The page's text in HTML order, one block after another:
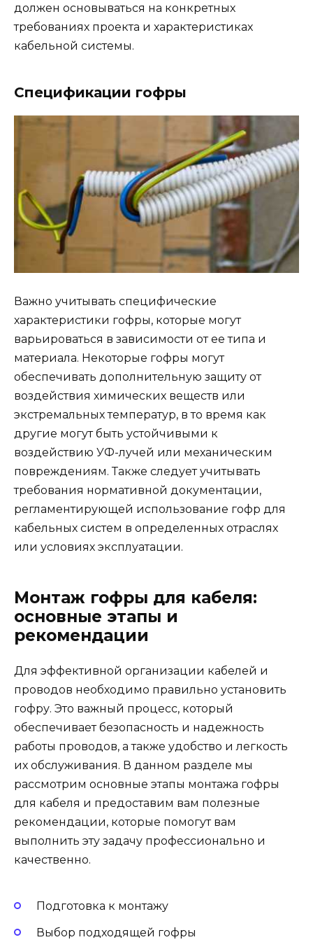
должен основываться на конкретных
требованиях проекта и характеристиках
кабельной системы.
Спецификации гофры
Важно учитывать специфические
характеристики гофры, которые могут
варьироваться в зависимости от ее типа и
материала. Некоторые гофры могут
обеспечивать дополнительную защиту от
воздействия химических веществ или
экстремальных температур, в то время как
другие могут быть устойчивыми к
воздействию УФ-лучей или механическим
повреждениям. Также следует учитывать
требования нормативной документации,
регламентирующей использование гофр для
кабельных систем в определенных отраслях
или условиях эксплуатации.
Монтаж гофры для кабеля:
основные этапы и
рекомендации
Для эффективной организации кабелей и
проводов необходимо правильно установить
гофру. Это важный процесс, который
обеспечивает безопасность и надежность
работы проводов, а также удобство и легкость
их обслуживания. В данном разделе мы
рассмотрим основные этапы монтажа гофры
для кабеля и предоставим вам полезные
рекомендации, которые помогут вам
выполнить эту задачу профессионально и
качественно.
Подготовка к монтажу
Выбор подходящей гофры